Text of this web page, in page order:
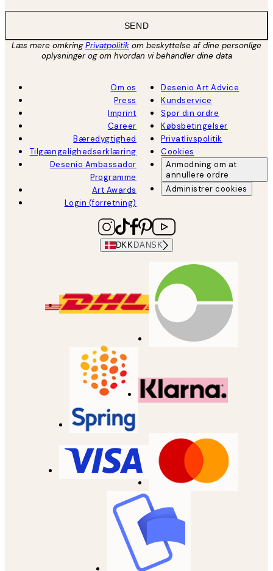
SEND
Læs mere omkringPrivatpolitik om beskyttelse af dine personlige
oplysninger og om hvordan vi behandler dine data
Om os
Press
Imprint
Career
Bæredygtighed
Tilgængelighedserklæring
Desenio Ambassador
Programme
Art Awards
Login (forretning)
Desenio Art Advice
Kundservice
Spor din ordre
Købsbetingelser
Privatlivspolitik
Cookies
Anmodning om at
annullere ordre
Administrer cookies
DKK DANSK